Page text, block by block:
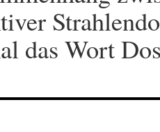
das Wort